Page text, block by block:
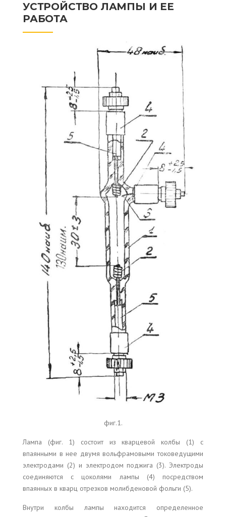
УСТРОЙСТВО ЛАМПЫ И ЕЕ
РАБОТА
фиг.1.
Лампа (фиг. 1) состоит из кварцевой колбы (1) с
впаянными в нее двумя вольфрамовыми токоведущими
электродами (2) и электродом поджига (3). Электроды
соединяются с цоколями лампы (4) посредством
впаянных в кварц отрезков молибденовой фольги (5).
Внутри колбы лампы находится определенное